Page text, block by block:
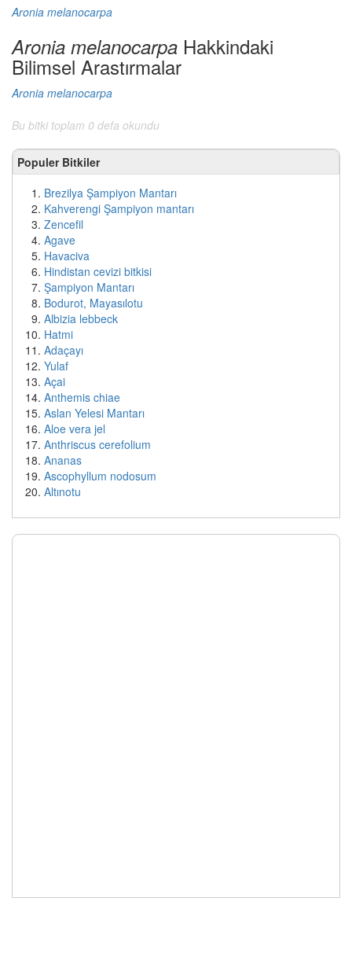
Aronia melanocarpa
Aronia melanocarpa Hakkindaki
Bilimsel Arastırmalar
Aronia melanocarpa
Bu bitki toplam 0 defa okundu
Populer Bitkiler
Brezilya Şampiyon Mantarı
Kahverengi Şampiyon mantarı
Zencefil
Agave
Havaciva
Hindistan cevizi bitkisi
Şampiyon Mantarı
Bodurot, Mayasılotu
Albizia lebbeck
Hatmi
Adaçayı
Yulaf
Açai
Anthemis chiae
Aslan Yelesi Mantarı
Aloe vera jel
Anthriscus cerefolium
Ananas
Ascophyllum nodosum
Altınotu